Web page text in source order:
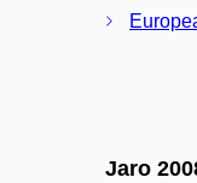
Jaro